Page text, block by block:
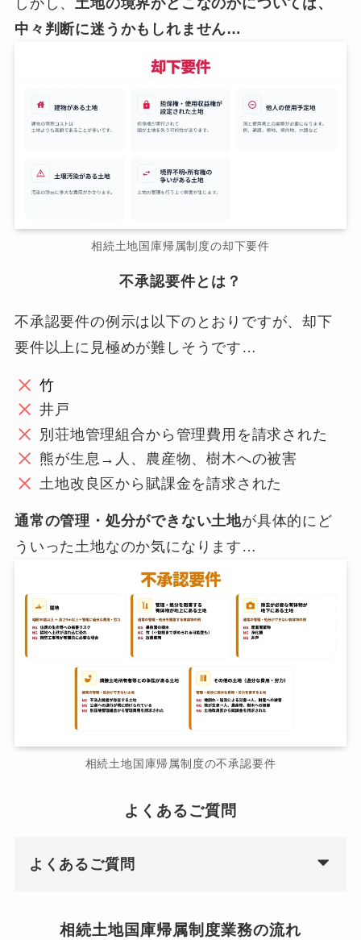
しかし、土地の境界がどこなのかについては、
中々判断に迷うかもしれません…
相続土地国庫帰属制度の却下要件
不承認要件とは？
不承認要件の例示は以下のとおりですが、却下
要件以上に見極めが難しそうです…
竹
井戸
別荘地管理組合から管理費用を請求された
熊が生息→人、農産物、樹木への被害
土地改良区から賦課金を請求された
通常の管理・処分ができない土地が具体的にど
ういった土地なのか気になります…
相続土地国庫帰属制度の不承認要件
よくあるご質問
よくあるご質問
相続土地国庫帰属制度業務の流れ